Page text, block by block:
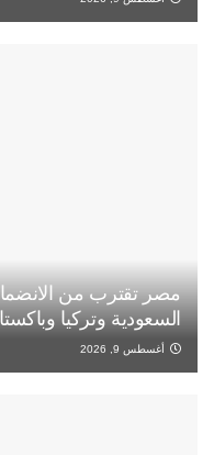
مصر تقترب من
السعودية وتركيا
أغسطس 9, 2026